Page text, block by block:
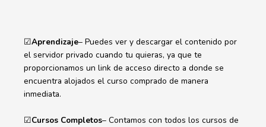
☑Aprendizaje– Puedes ver y descargar el contenido por
el servidor privado cuando tu quieras, ya que te
proporcionamos un link de acceso directo a donde se
encuentra alojados el curso comprado de manera
inmediata.
☑Cursos Completos– Contamos con todos los cursos de